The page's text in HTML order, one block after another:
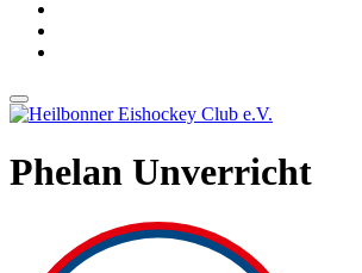
Phelan Unverricht